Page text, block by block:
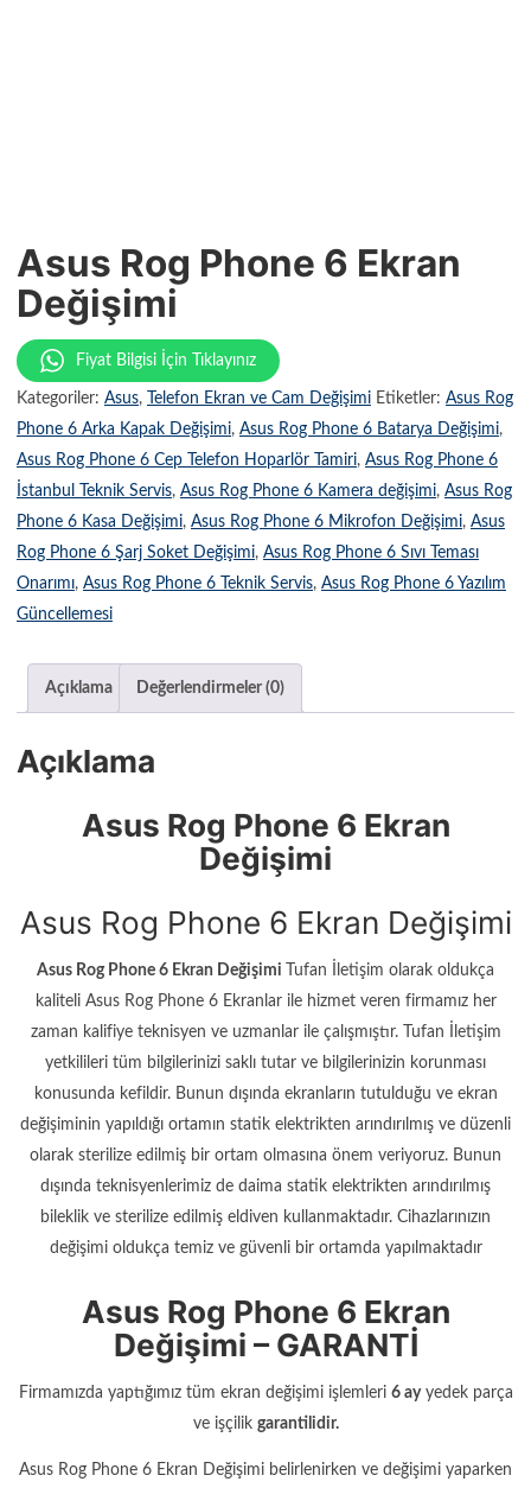
Asus Rog Phone 6 Ekran
Değişimi
Fiyat Bilgisi İçin Tıklayınız
Kategoriler: Asus, Telefon Ekran ve Cam Değişimi Etiketler: Asus Rog
Phone 6 Arka Kapak Değişimi, Asus Rog Phone 6 Batarya Değişimi,
Asus Rog Phone 6 Cep Telefon Hoparlör Tamiri, Asus Rog Phone 6
İstanbul Teknik Servis, Asus Rog Phone 6 Kamera değişimi, Asus Rog
Phone 6 Kasa Değişimi, Asus Rog Phone 6 Mikrofon Değişimi, Asus
Rog Phone 6 Şarj Soket Değişimi, Asus Rog Phone 6 Sıvı Teması
Onarımı, Asus Rog Phone 6 Teknik Servis, Asus Rog Phone 6 Yazılım
Güncellemesi
Açıklama Değerlendirmeler (0)
Açıklama
Asus Rog Phone 6 Ekran
Değişimi
Asus Rog Phone 6 Ekran Değişimi
Asus Rog Phone 6 Ekran Değişimi
Tufan İletişim olarak oldukça
kaliteli Asus Rog Phone 6 Ekranlar ile hizmet veren firmamız her
zaman kalifiye teknisyen ve uzmanlar ile çalışmıştır. Tufan İletişim
yetkilileri tüm bilgilerinizi saklı tutar ve bilgilerinizin korunması
konusunda kefildir. Bunun dışında ekranların tutulduğu ve ekran
değişiminin yapıldığı ortamın statik elektrikten arındırılmış ve düzenli
olarak sterilize edilmiş bir ortam olmasına önem veriyoruz. Bunun
dışında teknisyenlerimiz de daima statik elektrikten arındırılmış
bileklik ve sterilize edilmiş eldiven kullanmaktadır. Cihazlarınızın
değişimi oldukça temiz ve güvenli bir ortamda yapılmaktadır
Asus Rog Phone 6 Ekran
Değişimi – GARANTİ
Firmamızda yaptığımız tüm ekran değişimi işlemleri 6 ayyedek parça
ve işçilik garantilidir.
Asus Rog Phone 6 Ekran Değişimi belirlenirken ve değişimi yaparken